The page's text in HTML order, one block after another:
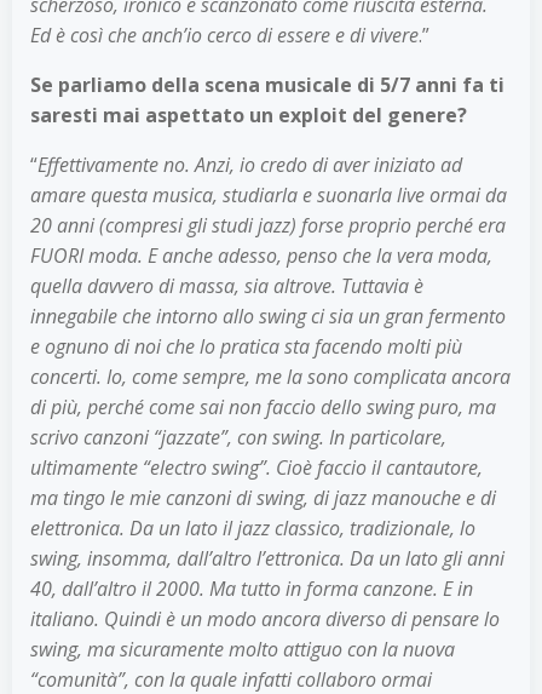
Ed è così che anch’io cerco di essere e di vivere.”
Se parliamo della scena musicale di 5/7 anni fa ti
saresti mai aspettato un exploit del genere?
“Effettivamente no. Anzi, io credo di aver iniziato ad
amare questa musica, studiarla e suonarla live ormai da
20 anni (compresi gli studi jazz) forse proprio perché era
FUORI moda. E anche adesso, penso che la vera moda,
quella davvero di massa, sia altrove. Tuttavia è
innegabile che intorno allo swing ci sia un gran fermento
e ognuno di noi che lo pratica sta facendo molti più
concerti. Io, come sempre, me la sono complicata ancora
di più, perché come sai non faccio dello swing puro, ma
scrivo canzoni “jazzate”, con swing. In particolare,
ultimamente “electro swing”. Cioè faccio il cantautore,
ma tingo le mie canzoni di swing, di jazz manouche e di
elettronica. Da un lato il jazz classico, tradizionale, lo
swing, insomma, dall’altro l’ettronica. Da un lato gli anni
40, dall’altro il 2000. Ma tutto in forma canzone. E in
italiano. Quindi è un modo ancora diverso di pensare lo
swing, ma sicuramente molto attiguo con la nuova
“comunità”, con la quale infatti collaboro ormai